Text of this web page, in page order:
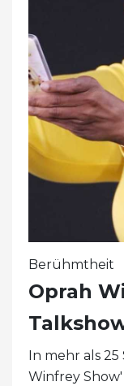
Berühmtheit
Oprah
In mehr als
Winfrey